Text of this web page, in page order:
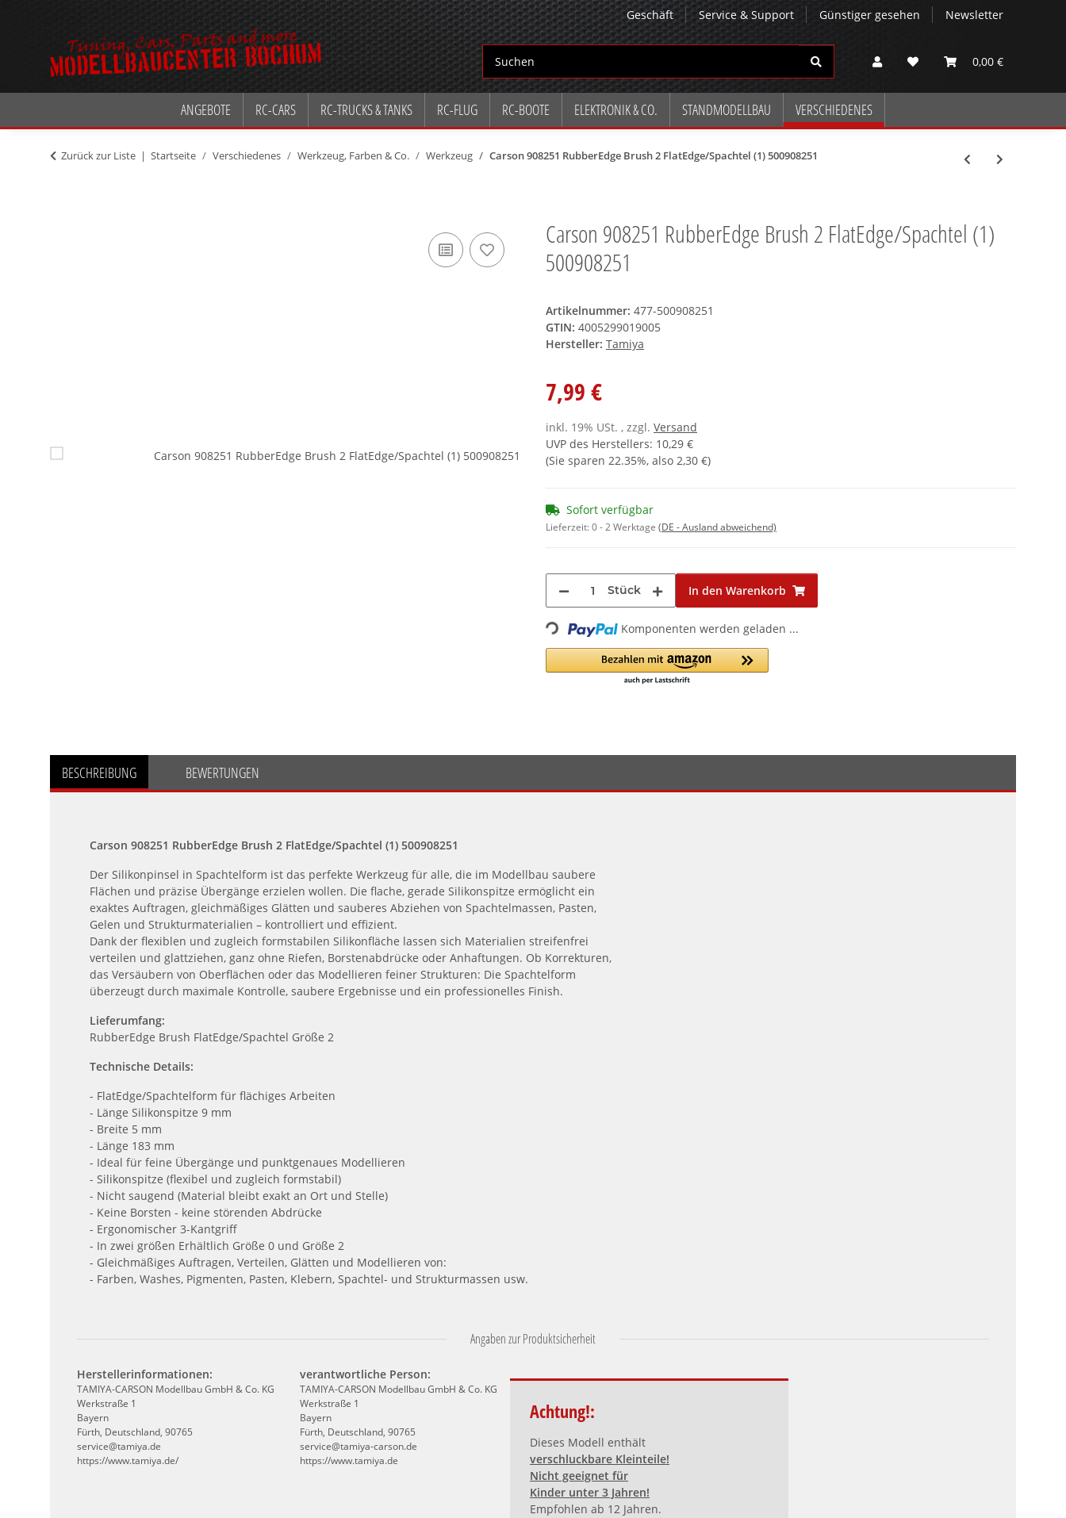
Geschäft Service & Support Günstiger gesehen Newsletter
0,00 €
ANGEBOTE RC-CARS RC-TRUCKS & TANKS RC-FLUG RC-BOOTE ELEKTRONIK & CO. STANDMODELLBAU VERSCHIEDENES
Zurück zur Liste Startseite Verschiedenes Werkzeug, Farben & Co. Werkzeug Carson 908251 RubberEdge Brush 2 FlatEdge/Spachtel (1) 500908251
Carson 908251 RubberEdge Brush 2 FlatEdge/Spachtel (1)
500908251
Artikelnummer: 477-500908251
GTIN: 4005299019005
Hersteller: Tamiya
7,99 €
inkl. 19% USt. , zzgl. Versand
UVP des Herstellers: 10,29 €
(Sie sparen 22.35%, also 2,30 €)
Sofort verfügbar
Lieferzeit:0 - 2 Werktage (DE - Ausland abweichend)
Stück In den Warenkorb
Loading... Komponenten werden geladen ...
BESCHREIBUNG BEWERTUNGEN
Carson 908251 RubberEdge Brush 2 FlatEdge/Spachtel (1) 500908251
Der Silikonpinsel in Spachtelform ist das perfekte Werkzeug für alle, die im Modellbau saubere
Flächen und präzise Übergänge erzielen wollen. Die flache, gerade Silikonspitze ermöglicht ein
exaktes Auftragen, gleichmäßiges Glätten und sauberes Abziehen von Spachtelmassen, Pasten,
Gelen und Strukturmaterialien – kontrolliert und effizient.
Dank der flexiblen und zugleich formstabilen Silikonfläche lassen sich Materialien streifenfrei
verteilen und glattziehen, ganz ohne Riefen, Borstenabdrücke oder Anhaftungen. Ob Korrekturen,
das Versäubern von Oberflächen oder das Modellieren feiner Strukturen: Die Spachtelform
überzeugt durch maximale Kontrolle, saubere Ergebnisse und ein professionelles Finish.
Lieferumfang:
RubberEdge Brush FlatEdge/Spachtel Größe 2
Technische Details:
- FlatEdge/Spachtelform für flächiges Arbeiten
- Länge Silikonspitze 9 mm
- Breite 5 mm
- Länge 183 mm
- Ideal für feine Übergänge und punktgenaues Modellieren
- Silikonspitze (flexibel und zugleich formstabil)
- Nicht saugend (Material bleibt exakt an Ort und Stelle)
- Keine Borsten - keine störenden Abdrücke
- Ergonomischer 3-Kantgriff
- In zwei größen Erhältlich Größe 0 und Größe 2
- Gleichmäßiges Auftragen, Verteilen, Glätten und Modellieren von:
- Farben, Washes, Pigmenten, Pasten, Klebern, Spachtel- und Strukturmassen usw.
Angaben zur Produktsicherheit
Herstellerinformationen:
TAMIYA-CARSON Modellbau GmbH & Co. KG
Werkstraße 1
Bayern
Fürth, Deutschland, 90765
service@tamiya.de
https://www.tamiya.de/
verantwortliche Person:
TAMIYA-CARSON Modellbau GmbH & Co. KG
Werkstraße 1
Bayern
Fürth, Deutschland, 90765
service@tamiya-carson.de
https://www.tamiya.de
Achtung!:
Dieses Modell enthält
verschluckbare Kleinteile!
Nicht geeignet für
Kinder unter 3 Jahren!
Empfohlen ab 12 Jahren.